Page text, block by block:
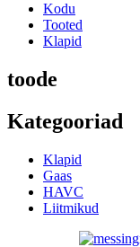
Kodu
Tooted
Klapid
toode
Kategooriad
Klapid
Gaas
HAVC
Liitmikud